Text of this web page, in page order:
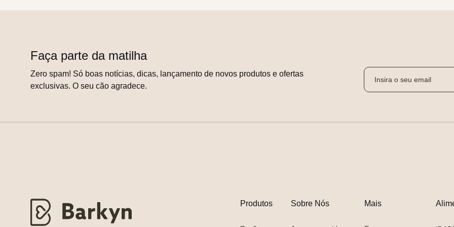
Faça parte da matilha
Zero spam! Só boas notícias, dicas, lançamento de novos produtos e ofertas
exclusivas. O seu cão agradece.
Produtos Sobre Nós Mais